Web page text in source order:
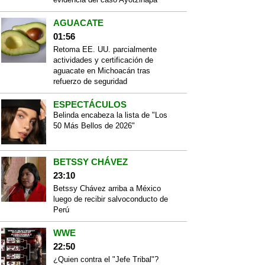
AGUACATE
01:56
Retoma EE. UU. parcialmente
actividades y certificación de
aguacate en Michoacán tras
refuerzo de seguridad
ESPECTÁCULOS
Belinda encabeza la lista de "Los
50 Más Bellos de 2026"
BETSSY CHÁVEZ
23:10
Betssy Chávez arriba a México
luego de recibir salvoconducto de
Perú
WWE
22:50
¿Quien contra el "Jefe Tribal"?